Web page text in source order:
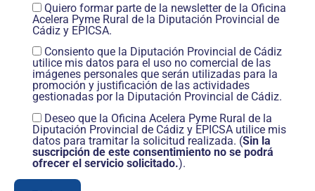
Quiero formar parte de la newsletter de la Oficina
Acelera Pyme Rural de la Diputación Provincial de
Cádiz y EPICSA.
Consiento que la Diputación Provincial de Cádiz
utilice mis datos para el uso no comercial de las
imágenes personales que serán utilizadas para la
promoción y justificación de las actividades
gestionadas por la Diputación Provincial de Cádiz.
Deseo que la Oficina Acelera Pyme Rural de la
Diputación Provincial de Cádiz y EPICSA utilice mis
datos para tramitar la solicitud realizada. (Sin la
suscripción de este consentimiento no se podrá
ofrecer el servicio solicitado.).